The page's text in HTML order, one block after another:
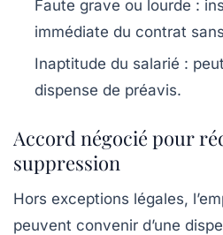
Faute grave ou lourde :
immédiate du contrat
Inaptitude du salarié :
dispense de préavis.
Accord négocié pour
suppression
Hors exceptions légales,
peuvent convenir d’une